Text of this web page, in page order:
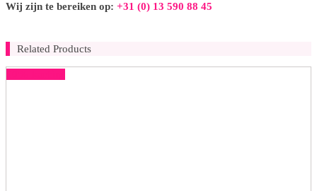
Wij zijn te bereiken op: +31 (0) 13 590 88 45
Related Products